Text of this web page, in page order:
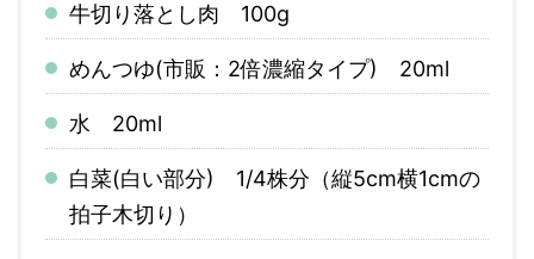
牛切り落とし肉 100g
めんつゆ(市販：2倍濃縮タイプ) 20ml
水 20ml
白菜(白い部分) 1/4株分（縦5cm横1cmの
拍子木切り）